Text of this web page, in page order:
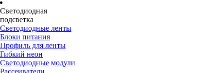
Светодиодная
подсветка
Светодиодные ленты
Блоки питания
Профиль для ленты
Гибкий неон
Светодиодные модули
Рассеиватели